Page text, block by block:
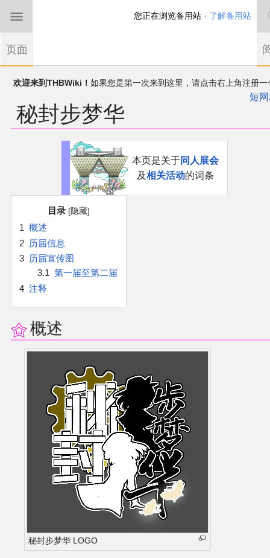
欢迎来到THBWiki！ 如果您是第一次来到这里，请点击右上角注册一
THBWiki以专业性和准确性为目标，如果你发现了任何确定的错误或
漏，可在登录后直接进行改正
短
秘封步梦华
航
索
本页是关于同人展会
及相关活动的词条
目录
1 概述
2 历届信息
3 历届宣传图
3.1 第一届至第二届
4 注释
概述
秘封步梦华 LOGO
您正在浏览备用站 · 了解备用站
页面
首页
东方Project
东方同人规约
沙盒（建议使用）
加入我们
官方作品
官方游戏
官方音乐
官方角色
其他相关项目